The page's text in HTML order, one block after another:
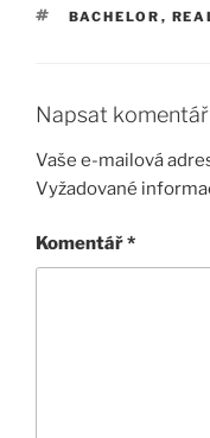
ŠTÍTKY
BACHELOR ,
Napsat komentář
Vaše e-mailová
Vyžadované
Komentář*